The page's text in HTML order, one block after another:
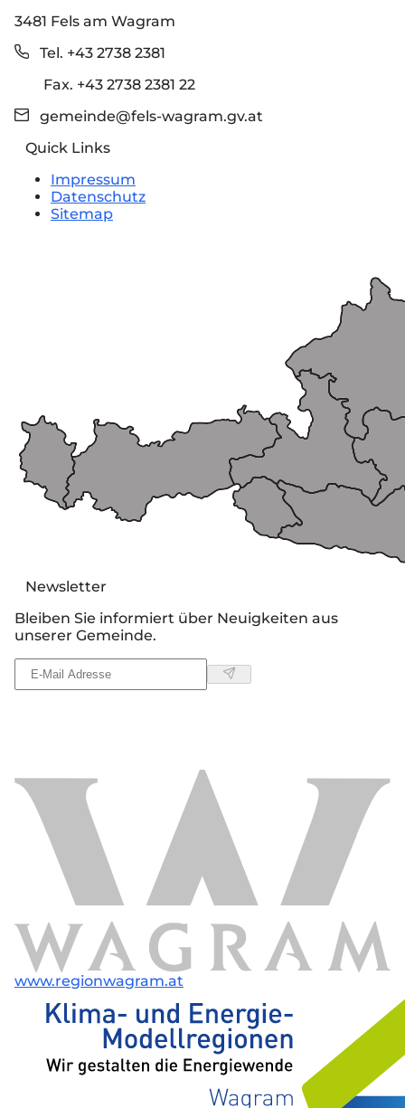
3481 Fels am Wagram
Tel. +43 2738 2381
Fax. +43 2738 2381 22
gemeinde@fels-wagram.gv.at
Quick Links
Impressum
Datenschutz
Sitemap
Newsletter
Bleiben Sie informiert über Neuigkeiten aus
unserer Gemeinde.
www.regionwagram.at